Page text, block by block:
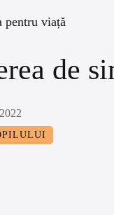
pentru viață
de